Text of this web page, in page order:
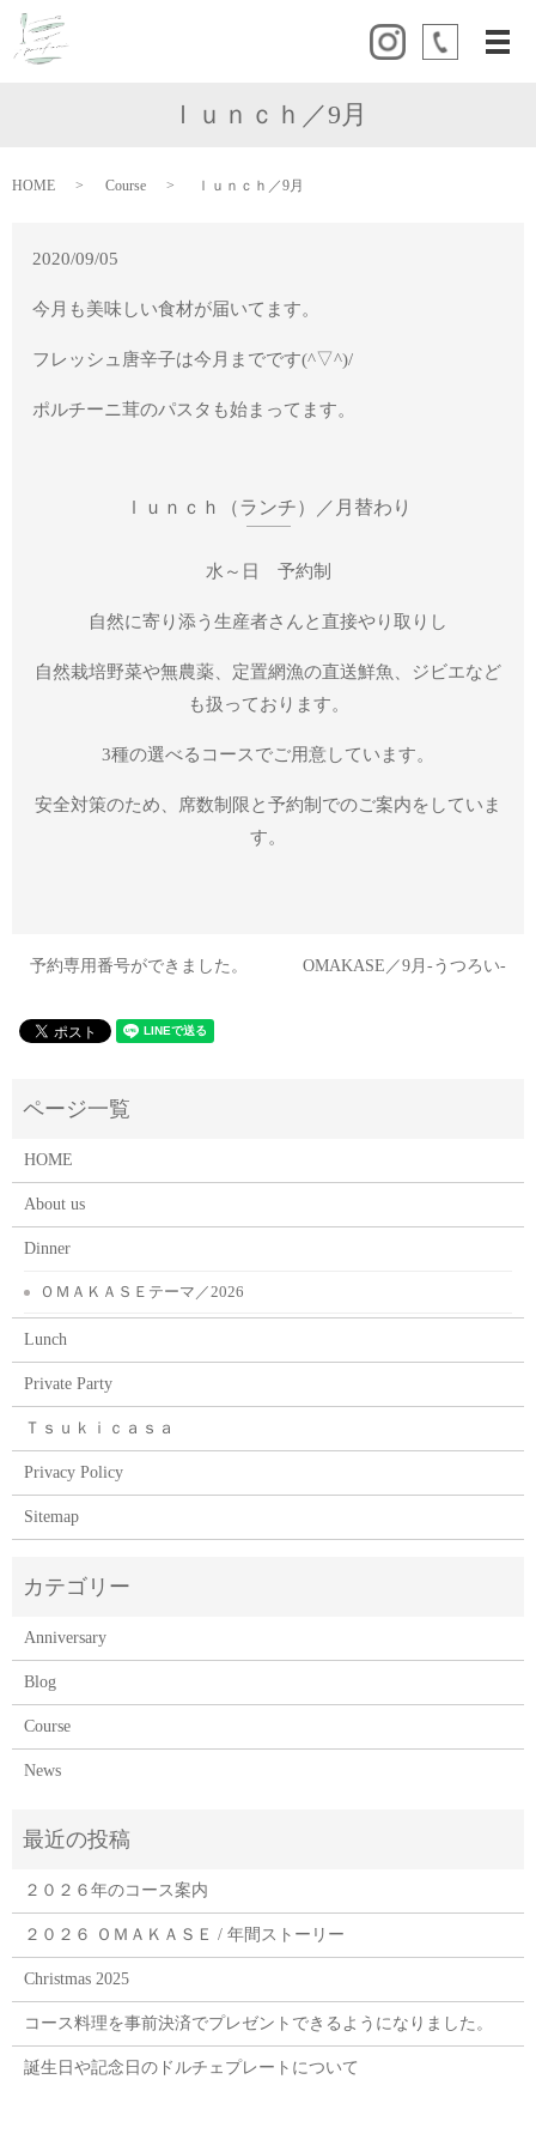
メ
ｌｕｎｃｈ／9月
HOME Course ｌｕｎｃｈ／9月
2020/09/05
今月も美味しい食材が届いてます。
フレッシュ唐辛子は今月までです(^▽^)/
ポルチーニ茸のパスタも始まってます。
ｌｕｎｃｈ（ランチ）／月替わり
水～日 予約制
自然に寄り添う生産者さんと直接やり取りし
自然栽培野菜や無農薬、定置網漁の直送鮮魚、ジビエなど
も扱っております。
3種の選べるコースでご用意しています。
安全対策のため、席数制限と予約制でのご案内をしていま
す。
予約専用番号ができました。 OMAKASE／9月-うつろい‐
HOME
About us
Dinner
ＯＭＡＫＡＳＥテーマ／2026
Lunch
Private Party
Ｔｓｕｋｉｃａｓａ
Privacy Policy
Sitemap
Anniversary
Blog
Course
News
２０２６年のコース案内
２０２６ ＯＭＡＫＡＳＥ / 年間ストーリー
Christmas 2025
コース料理を事前決済でプレゼントできるようになりました。
誕生日や記念日のドルチェプレートについて